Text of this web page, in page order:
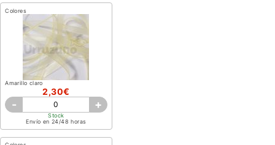
Colores
Amarillo claro
2,30€
- +
Stock
Envío en 24/48 horas